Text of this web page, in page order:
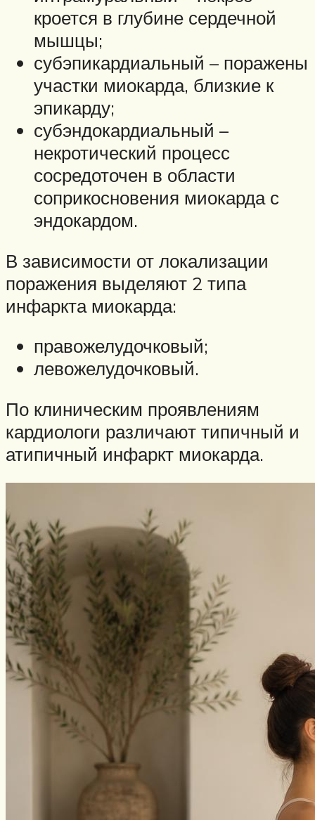
кроется в глубине сердечной
мышцы;
субэпикардиальный – поражены
участки миокарда, близкие к
эпикарду;
субэндокардиальный –
некротический процесс
сосредоточен в области
соприкосновения миокарда с
эндокардом.
В зависимости от локализации
поражения выделяют 2 типа
инфаркта миокарда:
правожелудочковый;
левожелудочковый.
По клиническим проявлениям
кардиологи различают типичный и
атипичный инфаркт миокарда.